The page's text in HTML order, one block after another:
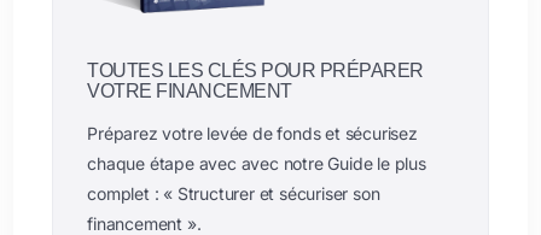
TOUTES LES CLÉS POUR PRÉPARER
VOTRE FINANCEMENT
Préparez votre levée de fonds et sécurisez
chaque étape avec avec notre Guide le plus
complet : « Structurer et sécuriser son
financement ».